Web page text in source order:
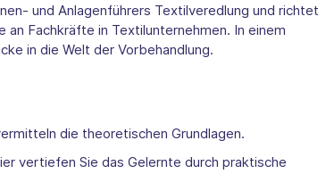
und Anlagenführers Textilveredlung und richtet
Fachkräfte in Textilunternehmen. In einem
in die Welt der Vorbehandlung.
die theoretischen Grundlagen.
vertiefen Sie das Gelernte durch praktische